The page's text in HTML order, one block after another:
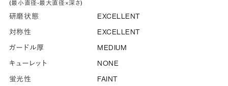
(最小直径-最大直径×深さ)
研磨状態
EXCELLENT
対称性
EXCELLENT
ガードル厚
MEDIUM
キューレット
NONE
蛍光性
FAINT